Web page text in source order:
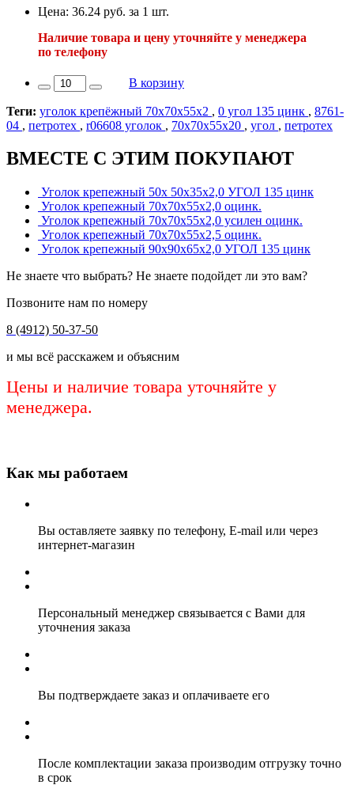
Цена: 36.24 руб. за 1 шт.
Наличие товара и цену уточняйте у менеджера
по телефону
В корзину
Теги: уголок крепёжный 70х70х55х2 , 0 угол 135 цинк , 8761-
04 , петротех , r06608 уголок , 70х70х55х20 , угол , петротех
ВМЕСТЕ С ЭТИМ ПОКУПАЮТ
Уголок крепежный 50х 50х35х2,0 УГОЛ 135 цинк
Уголок крепежный 70х70х55х2,0 оцинк.
Уголок крепежный 70х70х55х2,0 усилен оцинк.
Уголок крепежный 70х70х55х2,5 оцинк.
Уголок крепежный 90х90х65х2,0 УГОЛ 135 цинк
Не знаете что выбрать? Не знаете подойдет ли это вам?
Позвоните нам по номеру
8 (4912) 50-37-50
и мы всё расскажем и объясним
Цены и наличие товара уточняйте у
менеджера.
Как мы работаем
Вы оставляете заявку по телефону, E-mail или через
интернет-магазин
Персональный менеджер связывается с Вами для
уточнения заказа
Вы подтверждаете заказ и оплачиваете его
После комплектации заказа производим отгрузку точно
в срок